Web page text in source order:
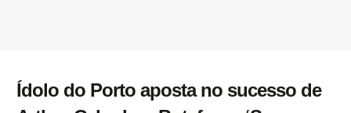
Ídolo do Porto aposta no sucesso de